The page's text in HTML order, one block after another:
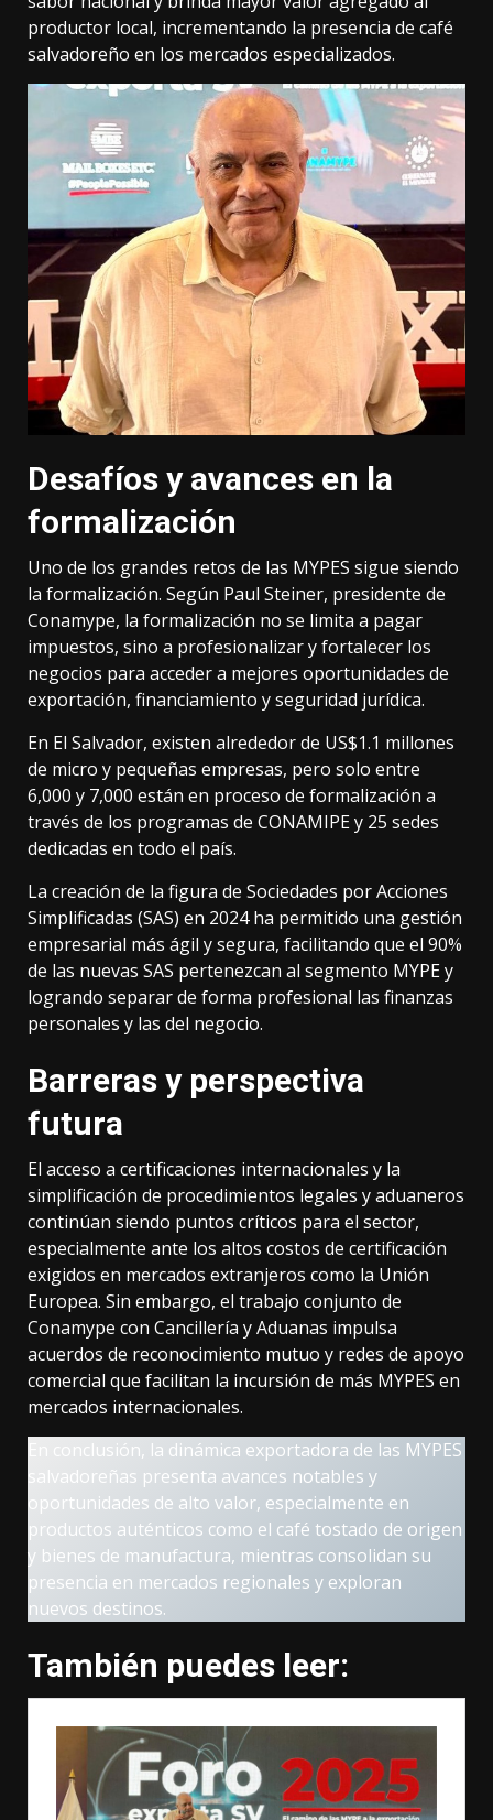
productor local, incrementando la presencia de café
salvadoreño en los mercados especializados.
Desafíos y avances en la
formalización
Uno de los grandes retos de las MYPES sigue siendo
la formalización. Según Paul Steiner, presidente de
Conamype, la formalización no se limita a pagar
impuestos, sino a profesionalizar y fortalecer los
negocios para acceder a mejores oportunidades de
exportación, financiamiento y seguridad jurídica.
En El Salvador, existen alrededor de US$1.1 millones
de micro y pequeñas empresas, pero solo entre
6,000 y 7,000 están en proceso de formalización a
través de los programas de CONAMIPE y 25 sedes
dedicadas en todo el país.
La creación de la figura de Sociedades por Acciones
Simplificadas (SAS) en 2024 ha permitido una gestión
empresarial más ágil y segura, facilitando que el 90%
de las nuevas SAS pertenezcan al segmento MYPE y
logrando separar de forma profesional las finanzas
personales y las del negocio.
Barreras y perspectiva
futura
El acceso a certificaciones internacionales y la
simplificación de procedimientos legales y aduaneros
continúan siendo puntos críticos para el sector,
especialmente ante los altos costos de certificación
exigidos en mercados extranjeros como la Unión
Europea. Sin embargo, el trabajo conjunto de
Conamype con Cancillería y Aduanas impulsa
acuerdos de reconocimiento mutuo y redes de apoyo
comercial que facilitan la incursión de más MYPES en
mercados internacionales.
En conclusión, la dinámica exportadora de las MYPES
salvadoreñas presenta avances notables y
oportunidades de alto valor, especialmente en
productos auténticos como el café tostado de origen
y bienes de manufactura, mientras consolidan su
presencia en mercados regionales y exploran
nuevos destinos.
También puedes leer: